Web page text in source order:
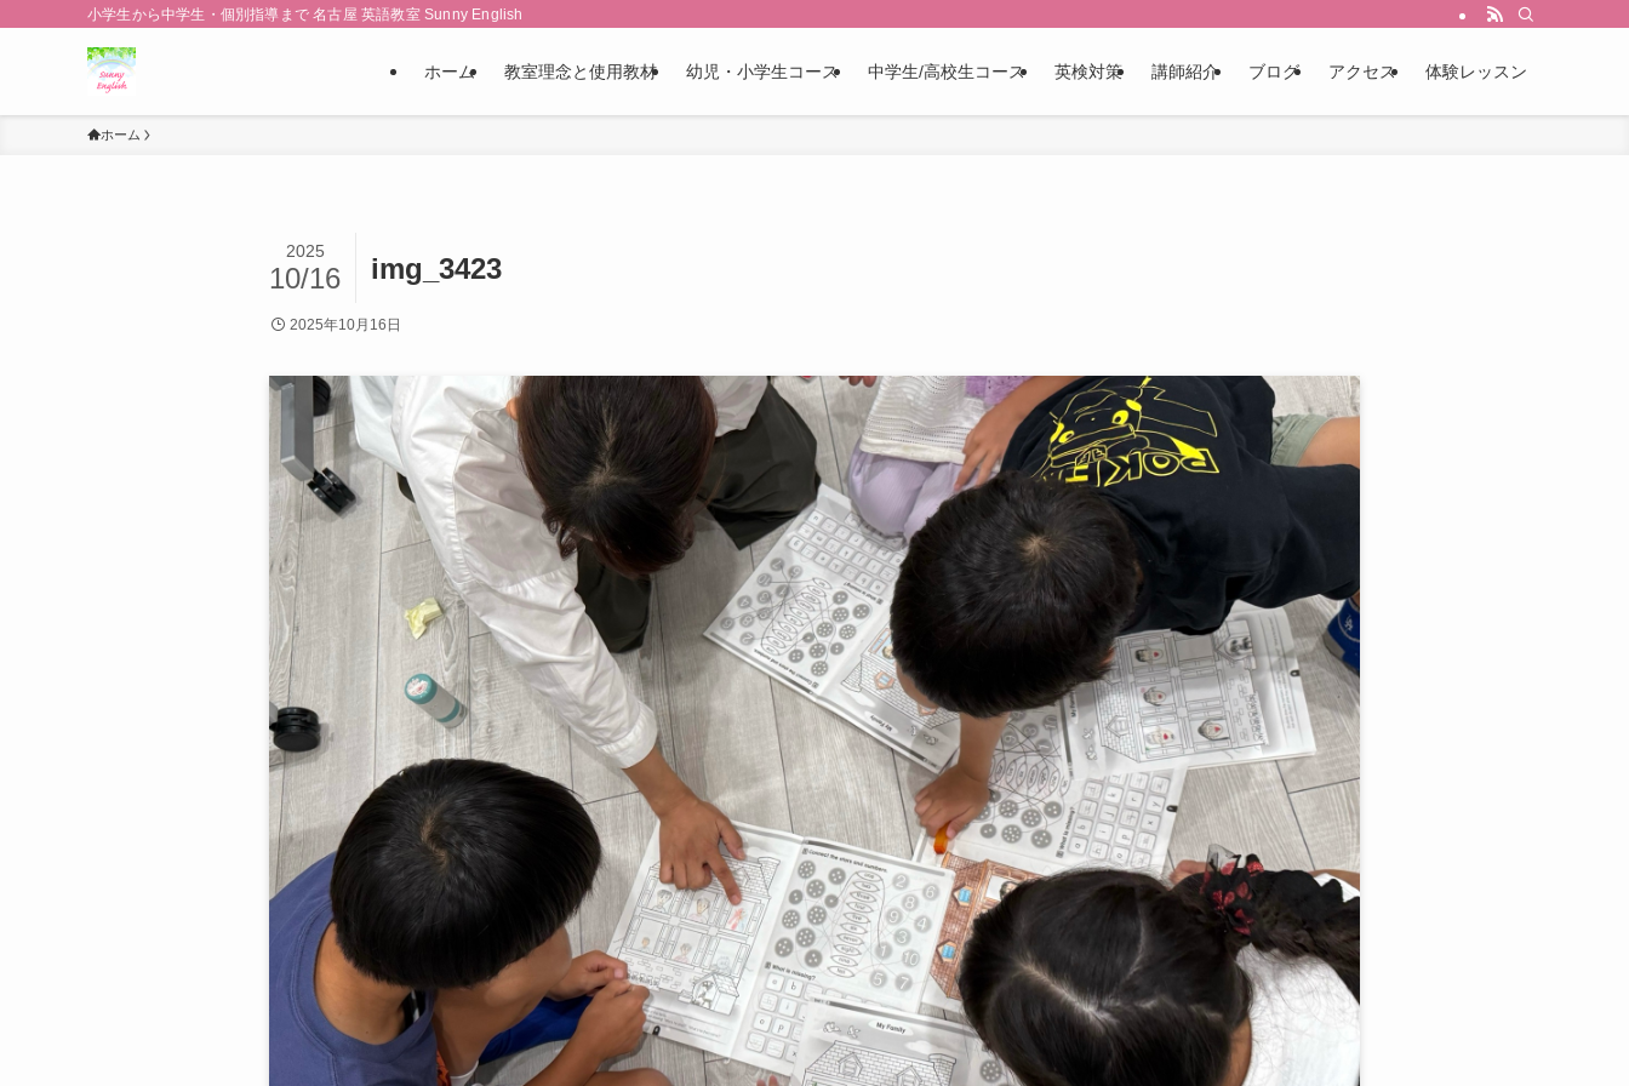
小学生から中学生・個別指導まで 名古屋 英語教室 Sunny English
ホーム 教室理念と使用教材 幼児・小学生コース 中学生/高校生コース 英検対策 講師紹介 ブログ アクセス 体験レッスン
ホーム
img_3423
2025
10/16
2025年10月16日